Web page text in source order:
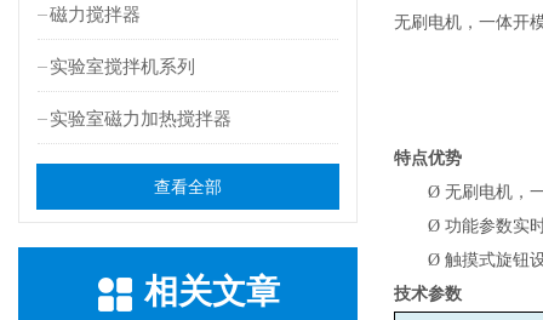
磁力搅拌器
实验室搅拌机系列
实验室磁力加热搅拌器
查看全部
相关文章
无刷电机，一体开
特点优势
Ø 无刷电机，
Ø 功能参数实
Ø 触摸式旋钮
技术参数